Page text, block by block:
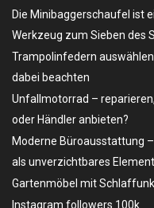
Die Minibaggerschaufel ist
Werkzeug zum Sieben des
Trampolinfedern
dabei beachten
Unfallmotorrad –
oder Händler anbieten?
Moderne Büroausstattung
als unverzichtbares Element
Gartenmöbel mit
Instagram followers 100k